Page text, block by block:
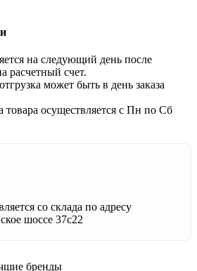
на следующий день после
расчетный счет.
может быть в день заказа
товара осуществляется с Пн по Сб
со склада по адресу
шоссе 37с22
бренды